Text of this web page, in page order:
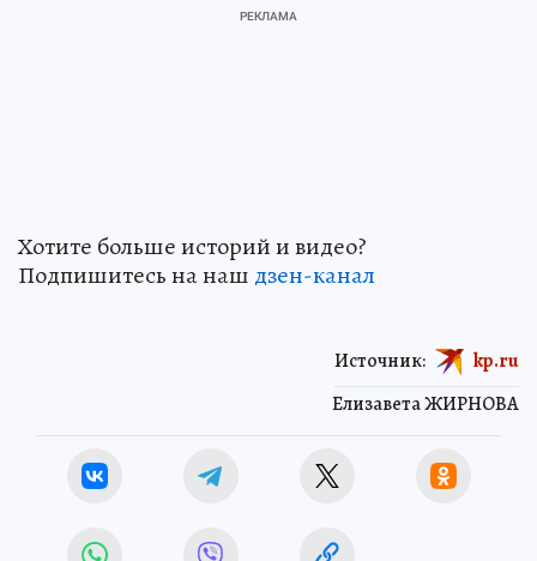
Хотите больше историй и видео?
Подпишитесь на наш дзен-канал
Елизавета ЖИРНОВА
Источник: kp.ru